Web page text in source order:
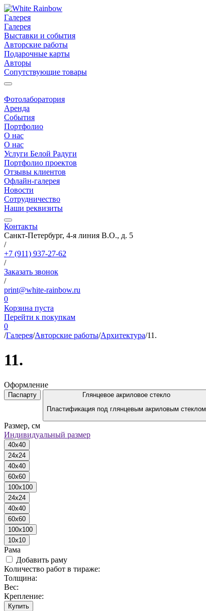
Галерея
Галерея
Выставки и события
Авторские работы
Подарочные карты
Авторы
Сопутствующие товары
Фотолаборатория
Аренда
События
Портфолио
О нас
О нас
Услуги Белой Радуги
Портфолио проектов
Отзывы клиентов
Офлайн-галерея
Новости
Сотрудничество
Наши реквизиты
Контакты
Санкт-Петербург, 4-я линия В.О., д. 5
/
+7 (911) 937-27-62
/
Заказать звонок
/
print@white-rainbow.ru
0
Корзина пуста
Перейти к покупкам
0
/Галерея/Авторские работы/Архитектура/11.
11.
Оформление
Паспарту
Глянцевое акриловое стекло
Пластификация под глянцевым акриловым стеклом
Размер, см
Индивидуальный размер
40x40
24x24
40x40
60x60
100x100
24x24
40x40
60x60
100x100
10x10
Рама
Добавить раму
Количество работ в тираже:
Толщина:
Вес:
Крепление:
Купить